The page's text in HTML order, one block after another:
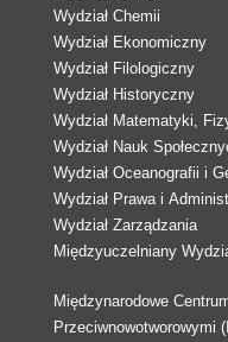
Wydział Chemii
Wydział Ekonomiczny
Wydział Filologiczny
Wydział Historyczny
Wydział Matematyki,
Wydział Nauk
Wydział Oceanografii i
Wydział Prawa i
Wydział Zarządzania
Międzyuczelniany
Międzynarodowe
Przeciwnowotworowymi